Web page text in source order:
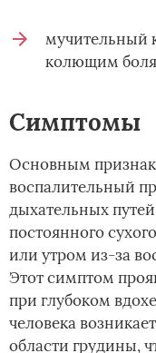
мучительный
колющим
Симптомы
Основным
воспалительный
дыхательных
постоянного
или утром из-за
Этот симптом
при глубоком
человека
области грудины,